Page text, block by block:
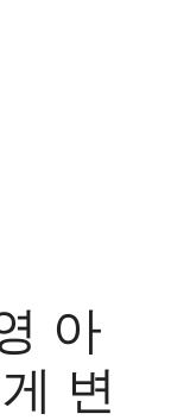
아
변